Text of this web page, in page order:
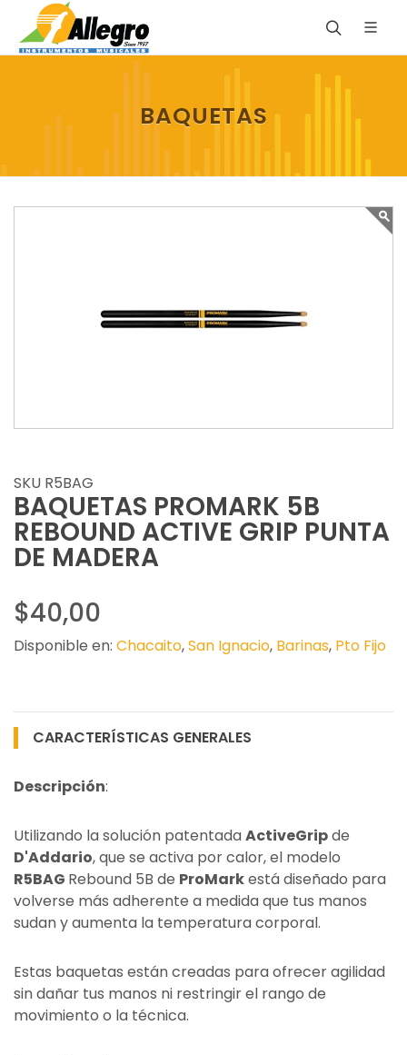
BAQUETAS
SKU R5BAG
BAQUETAS PROMARK 5B
REBOUND ACTIVE GRIP PUNTA
DE MADERA
$40,00
Disponible en: Chacaito,San Ignacio, Barinas, Pto Fijo
CARACTERÍSTICAS GENERALES
Descripción:
Utilizando la solución patentadaActiveGripde
D'Addario, que se activa por calor, el modelo
R5BAG Rebound 5B de ProMarkestá diseñado para
volverse más adherente a medida que tus manos
sudan y aumenta la temperatura corporal.
Estas baquetas están creadas para ofrecer agilidad
sin dañar tus manos ni restringir el rango de
movimiento o la técnica.